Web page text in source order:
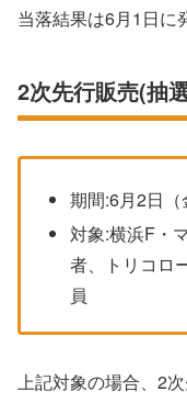
当落結果は6月1日に
2次先行販売(抽
期間:6月2日（
対象:横浜F・
者、トリコロ
員
上記対象の場合、2